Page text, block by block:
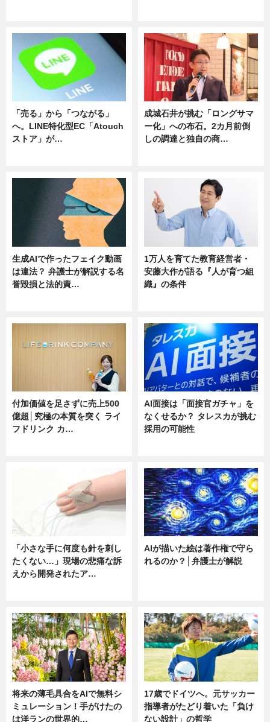
「売る」から「つながる」
へ。LINE特化型EC「Atouch
ストア」が…
成城石井が挑む「ロングサマ
ー化」への布石。2カ月前倒
しの調達と独自の商…
生成AIで作ったフェイク動画
は違法？ 弁護士が解説する名
誉毀損と法的責…
1万人を育てた教育経営者・
安藤大作が語る『人が育つ組
織』の条件
付加価値を足さずに売上500
億超│究極の本質を突く ライ
フドリンク カ…
AI面接は「面接官ガチャ」を
なくせるか？ タレスカが挑む
採用の可能性
「小さな手に何度も針を刺し
たくない…」現場の悲痛な訴
えから開発されたア…
AIが描いた絵は著作権で守ら
れるのか？│弁護士が解説
将来の薄毛具合をAIで無料シ
ミュレーション！手がけたの
は洋ランの世界的…
17歳でドイツへ。元サッカー
指導者がたどり着いた「負け
ない設計」の哲学